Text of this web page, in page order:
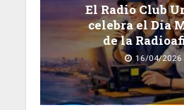
El Radio Club
celebra el Día
de la
16/04/2026